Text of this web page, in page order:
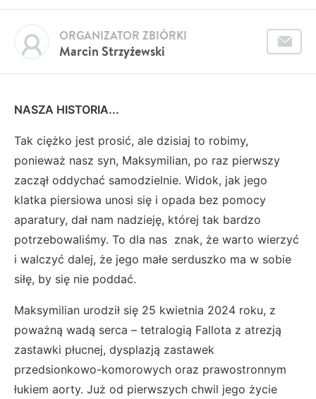
Marcin Strzyżewski
ORGANIZATOR ZBIÓRKI
NASZA HISTORIA...
Tak ciężko jest prosić, ale dzisiaj to robimy,
ponieważ nasz syn, Maksymilian, po raz pierwszy
zaczął oddychać samodzielnie. Widok, jak jego
klatka piersiowa unosi się i opada bez pomocy
aparatury, dał nam nadzieję, której tak bardzo
potrzebowaliśmy. To dla nas znak, że warto wierzyć
i walczyć dalej, że jego małe serduszko ma w sobie
siłę, by się nie poddać.
Maksymilian urodził się 25 kwietnia 2024 roku, z
poważną wadą serca – tetralogią Fallota z atrezją
zastawki płucnej, dysplazją zastawek
przedsionkowo-komorowych oraz prawostronnym
łukiem aorty. Już od pierwszych chwil jego życie